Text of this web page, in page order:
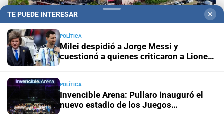
RecomendacionesCortes y desvíos en Santa Fe
por el partido de Colón: qué calles estarán
Municipalidad Vacunación en Santa Fe: dónde y cuándo
aplican vacunas contra la gripe, neumonía, VSR y
TE PUEDE INTERESAR ✕
POLÍTICA
Milei despidió a Jorge Messi y
cuestionó a quienes criticaron a Lionel
POLÍTICA
Invencible Arena: Pullaro inauguró el
nuevo estadio de los Juegos